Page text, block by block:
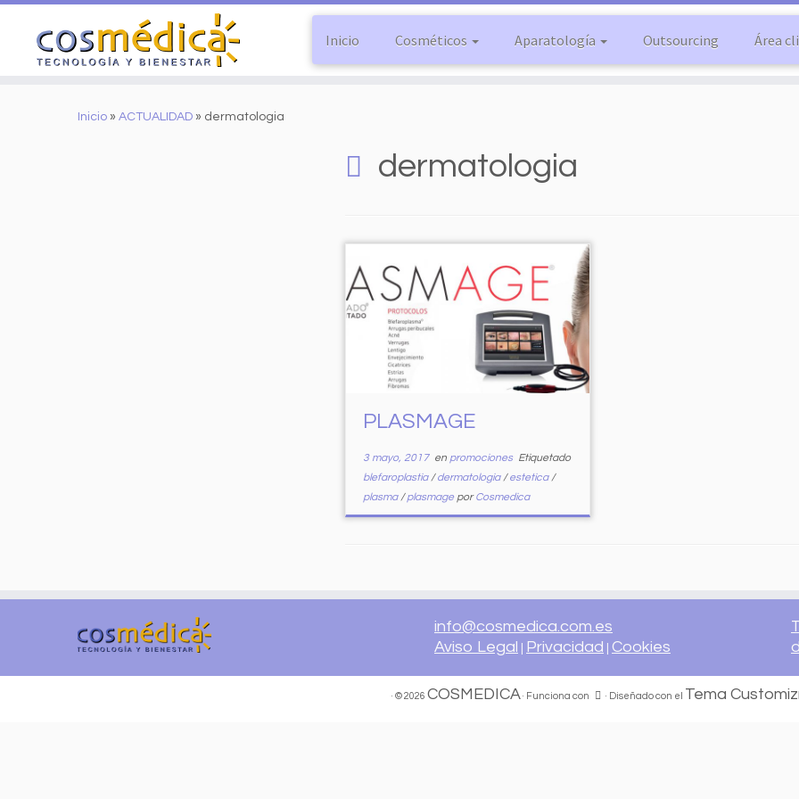
Inicio Cosméticos Aparatología Outsourcing Área
Inicio » ACTUALIDAD » dermatologia
dermatologia
PLASMAGE
3 mayo, 2017en promociones Etiquetado
blefaroplastia/dermatologia/estetica/
plasma/plasmage porCosmedica
info@cosmedica.com.es
Aviso Legal Privacidad Cookies
· © 2026 COSMEDICA· Funciona con · Diseñado con el Tema